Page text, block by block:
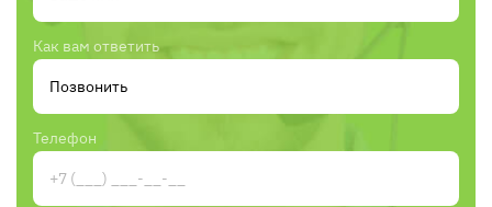
Как вам ответить
Телефон